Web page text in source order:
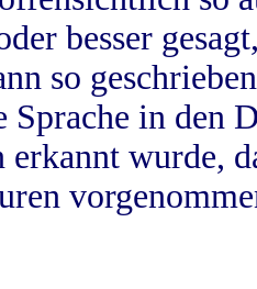
besser
so
Sprache in
erkannt wurde,